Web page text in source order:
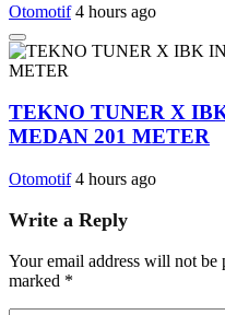
Otomotif 4 hours ago
TEKNO TUNER X
MEDAN 201 METER
Otomotif 4 hours ago
Write a Reply
Your email address will not be
marked *